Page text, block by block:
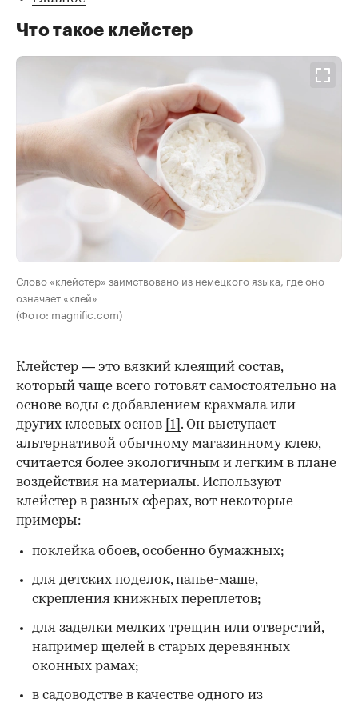
Что такое клейстер
Слово «клейстер» заимствовано из немецкого языка, где оно
означает «клей»
(Фото: magnific.com)
00:00 / 00:00
Клейстер — это вязкий клеящий состав,
который чаще всего готовят самостоятельно на
основе воды с добавлением крахмала или
других клеевых основ [1] . Он выступает
альтернативой обычному магазинному клею,
считается более экологичным и легким в плане
воздействия на материалы. Используют
клейстер в разных сферах, вот некоторые
примеры:
поклейка обоев, особенно бумажных;
для детских поделок, папье-маше,
скрепления книжных переплетов;
для заделки мелких трещин или отверстий,
например щелей в старых деревянных
оконных рамах;
в садоводстве в качестве одного из